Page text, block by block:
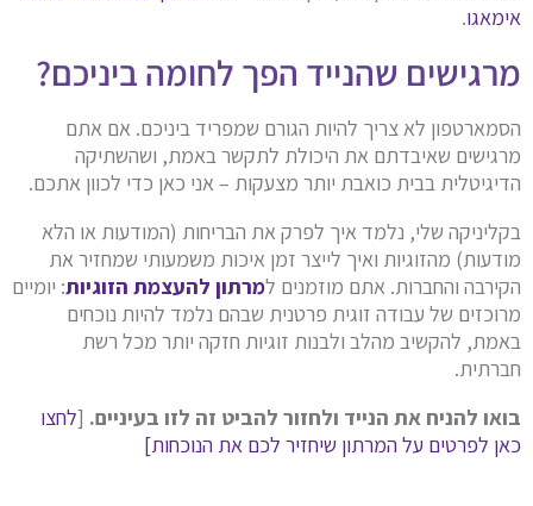
אימאגו.
מרגישים שהנייד הפך לחומה ביניכם?
הסמארטפון לא צריך להיות הגורם שמפריד ביניכם. אם אתם
מרגישים שאיבדתם את היכולת לתקשר באמת, ושהשתיקה
הדיגיטלית בבית כואבת יותר מצעקות – אני כאן כדי לכוון אתכם.
בקליניקה שלי, נלמד איך לפרק את הבריחות (המודעות או הלא
מודעות) מהזוגיות ואיך לייצר זמן איכות משמעותי שמחזיר את
הקירבה והחברות. אתם מוזמנים למרתון להעצמת הזוגיות: יומיים
מרוכזים של עבודה זוגית פרטנית שבהם נלמד להיות נוכחים
באמת, להקשיב מהלב ולבנות זוגיות חזקה יותר מכל רשת
חברתית.
בואו להניח את הנייד ולחזור להביט זה לזו בעיניים. [לחצו
כאן לפרטים על המרתון שיחזיר לכם את הנוכחות]